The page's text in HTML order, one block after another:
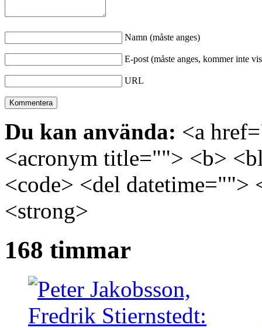
Namn (måste anges)
E-post (måste anges, kommer inte
URL
Du kan använda: <a
<acronym title=""> <b>
<code> <del
<strong>
168 timmar